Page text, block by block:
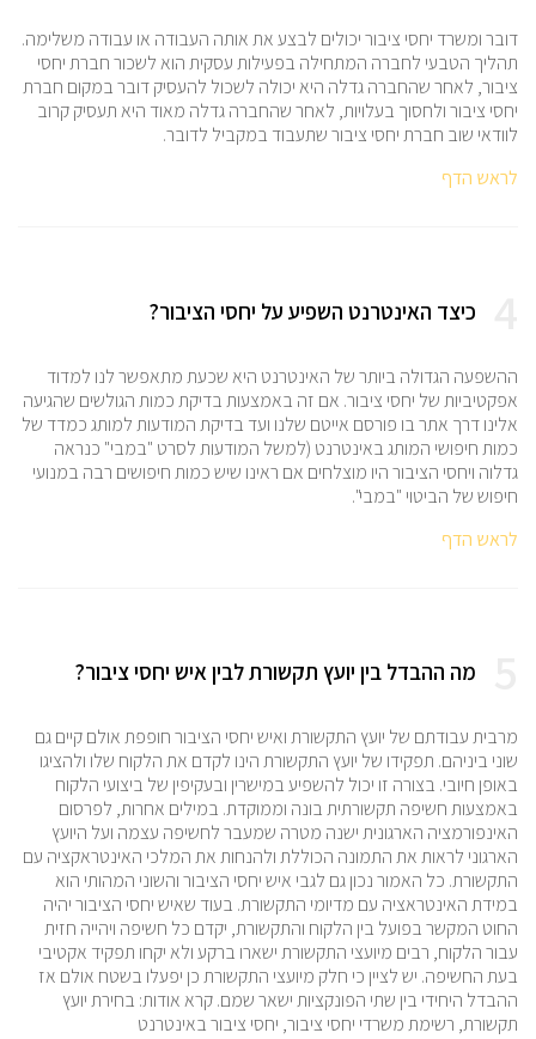
דובר ומשרד יחסי ציבור יכולים לבצע את אותה העבודה או עבודה משלימה.
תהליך הטבעי לחברה המתחילה בפעילות עסקית הוא לשכור חברת יחסי
ציבור, לאחר שהחברה גדלה היא יכולה לשכול להעסיק דובר במקום חברת
יחסי ציבור ולחסוך בעלויות, לאחר שהחברה גדלה מאוד היא תעסיק קרוב
לוודאי שוב חברת יחסי ציבור שתעבוד במקביל לדובר.
לראש הדף
כיצד האינטרנט השפיע על יחסי הציבור?
ההשפעה הגדולה ביותר של האינטרנט היא שכעת מתאפשר לנו למדוד
אפקטיביות של יחסי ציבור. אם זה באמצעות בדיקת כמות הגולשים שהגיעה
אלינו דרך אתר בו פורסם אייטם שלנו ועד בדיקת המודעות למותג כמדד של
כמות חיפושי המותג באינטרנט (למשל המודעות לסרט "במבי" כנראה
גדלוה ויחסי הציבור היו מוצלחים אם ראינו שיש כמות חיפושים רבה במנועי
חיפוש של הביטוי "במבי".
לראש הדף
מה ההבדל בין יועץ תקשורת לבין איש יחסי ציבור?
מרבית עבודתם של יועץ התקשורת ואיש יחסי הציבור חופפת אולם קיים גם
שוני ביניהם. תפקידו של יועץ התקשורת הינו לקדם את הלקוח שלו ולהציגו
באופן חיובי. בצורה זו יכול להשפיע במישרין ובעקיפין של ביצועי הלקוח
באמצעות חשיפה תקשורתית בונה וממוקדת. במילים אחרות, לפרסום
האינפורמציה הארגונית ישנה מטרה שמעבר לחשיפה עצמה ועל היועץ
הארגוני לראות את התמונה הכוללת ולהנחות את המלכי האינטראקציה עם
התקשורת. כל האמור נכון גם לגבי איש יחסי הציבור והשוני המהותי הוא
במידת האינטראציה עם מדיומי התקשורת. בעוד שאיש יחסי הציבור יהיה
החוט המקשר בפועל בין הלקוח והתקשורת, יקדם כל חשיפה ויהייה חזית
עבור הלקוח, רבים מיועצי התקשורת ישארו ברקע ולא יקחו תפקיד אקטיבי
בעת החשיפה. יש לציין כי חלק מיועצי התקשורת כן יפעלו בשטח אולם אז
ההבדל היחידי בין שתי הפונקציות ישאר שמם. קרא אודות: בחירת יועץ
תקשורת, רשימת משרדי יחסי ציבור, יחסי ציבור באינטרנט